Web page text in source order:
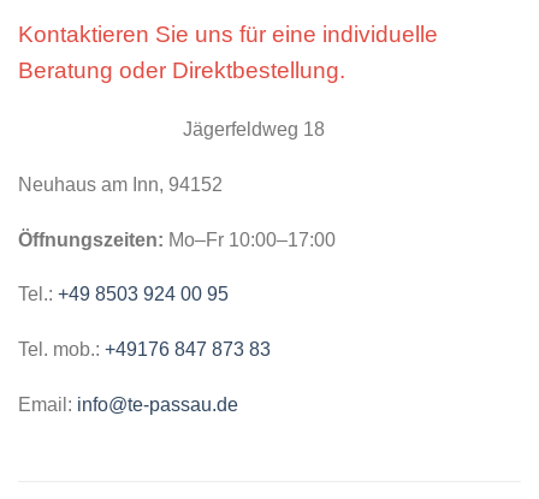
Kontaktieren Sie uns für eine individuelle
Beratung oder Direktbestellung.
Jägerfeldweg 18
Neuhaus am Inn, 94152
Öffnungszeiten: Mo–Fr 10:00–17:00
Tel.: +49 8503 924 00 95
Tel. mob.: +49176 847 873 83
Email: info@te-passau.de